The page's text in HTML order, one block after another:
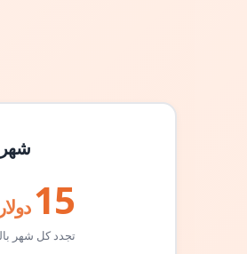
15
تجدد كل شهر